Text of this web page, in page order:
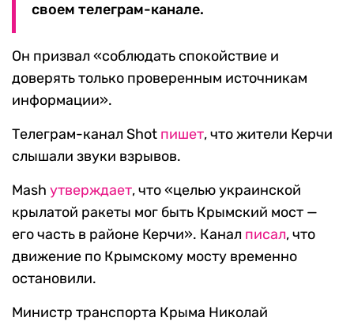
своем телеграм-канале.
Он призвал «соблюдать спокойствие и
доверять только проверенным источникам
информации».
Телеграм-канал Shot пишет, что жители Керчи
слышали звуки взрывов.
Mash утверждает, что «целью украинской
крылатой ракеты мог быть Крымский мост —
его часть в районе Керчи». Канал писал, что
движение по Крымскому мосту временно
остановили.
Министр транспорта Крыма Николай